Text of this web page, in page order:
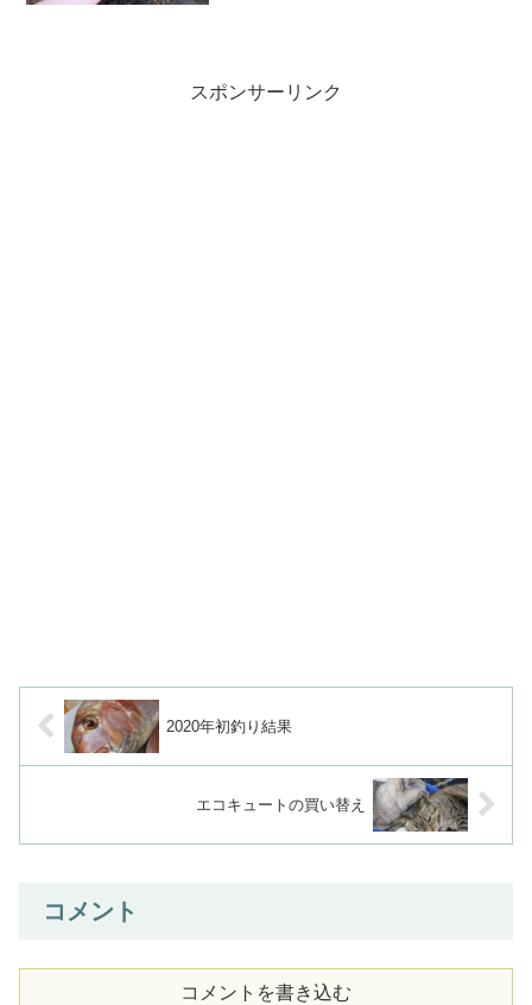
スポンサーリンク
2020年初釣り結果
エコキュートの買い替え
コメント
コメントを書き込む